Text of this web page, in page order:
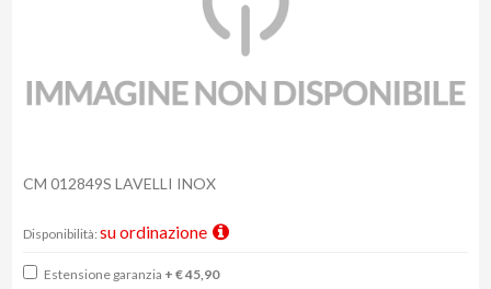
CM 012849S LAVELLI INOX
Disponibilità: su ordinazione
Estensione garanzia + € 45,90